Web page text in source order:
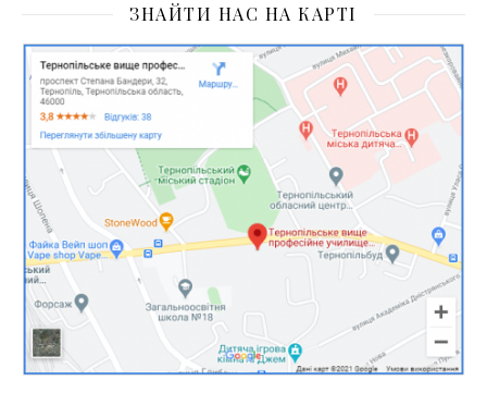
ЗНАЙТИ НАС НА КАРТІ